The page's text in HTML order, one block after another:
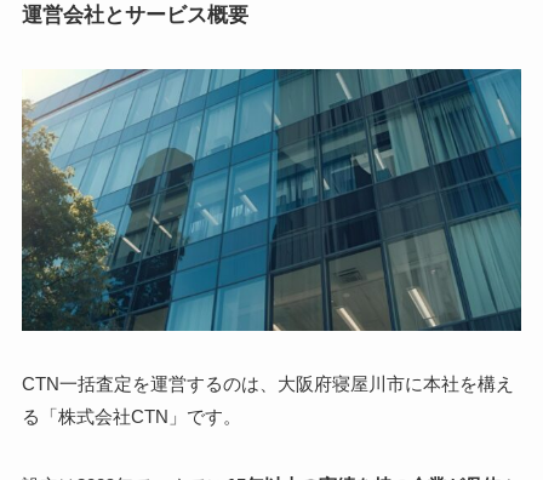
運営会社とサービス概要
CTN一括査定を運営するのは、大阪府寝屋川市に本社を構え
る「株式会社CTN」です。